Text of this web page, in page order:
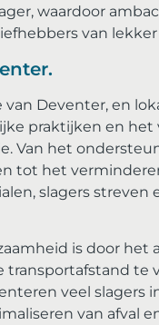
waardoor
van
Deventer, en
praktijken en het
Van het
tot het
slagers streven
is door het
transportafstand te
veel slagers
van afval